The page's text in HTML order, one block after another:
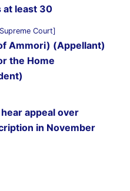
at least 30
Court]
Ammori) (Appellant)
the Home
appeal over
in November
at Palestine